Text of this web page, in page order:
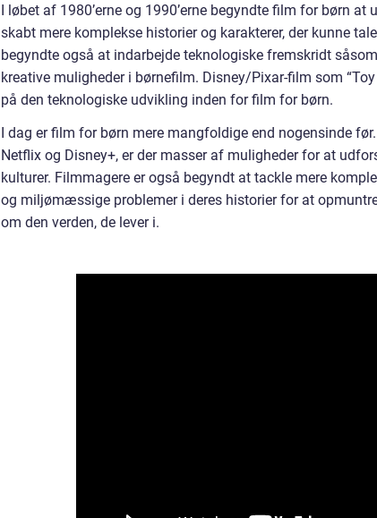
I løbet af 1980’erne og 1990’erne begyndte film for børn at
skabt mere komplekse historier og karakterer, der kunne
begyndte også at indarbejde teknologiske fremskridt
kreative muligheder i børnefilm. Disney/Pixar-film som “Toy
på den teknologiske udvikling inden for film for børn.
I dag er film for børn mere mangfoldige end nogensinde
Netflix og Disney+, er der masser af muligheder for at
kulturer. Filmmagere er også begyndt at tackle mere
og miljømæssige problemer i deres historier for at
om den verden, de lever i.